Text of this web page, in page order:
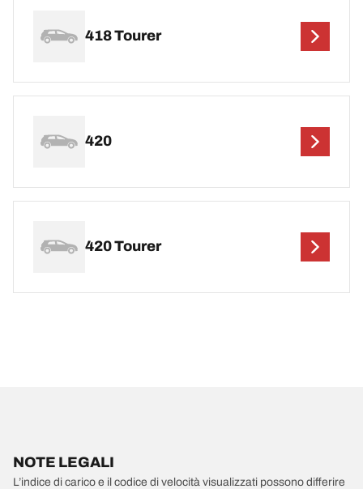
418 Tourer
420
420 Tourer
NOTE LEGALI
L’indice di carico e il codice di velocità visualizzati possono differire